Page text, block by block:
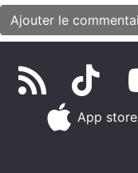
App store